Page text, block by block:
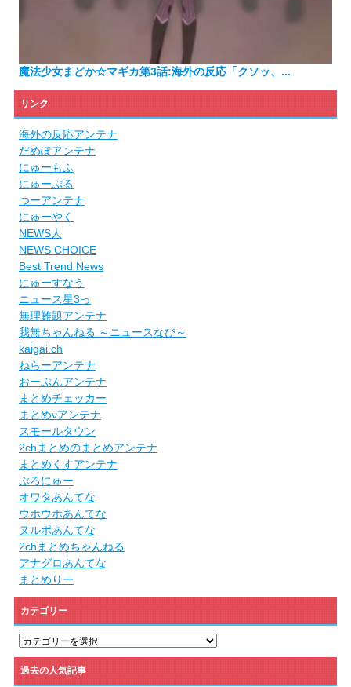
魔法少女まどか☆マギカ第3話:海外の反応「クソッ、...
リンク
海外の反応アンテナ
だめぽアンテナ
にゅーもふ
にゅーぷる
つーアンテナ
にゅーやく
NEWS人
NEWS CHOICE
Best Trend News
にゅーすなう
ニュース星3っ
無理難題アンテナ
我無ちゃんねる ～ニュースなび～
kaigai.ch
ねらーアンテナ
おーぷんアンテナ
まとめチェッカー
まとめνアンテナ
スモールタウン
2chまとめのまとめアンテナ
まとめくすアンテナ
ぶろにゅー
オワタあんてな
ウホウホあんてな
ヌルポあんてな
2chまとめちゃんねる
アナグロあんてな
まとめりー
カテゴリー
カ
ゴ
リ
過去の人気記事